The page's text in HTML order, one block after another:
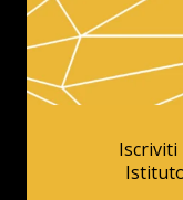
Iscriviti